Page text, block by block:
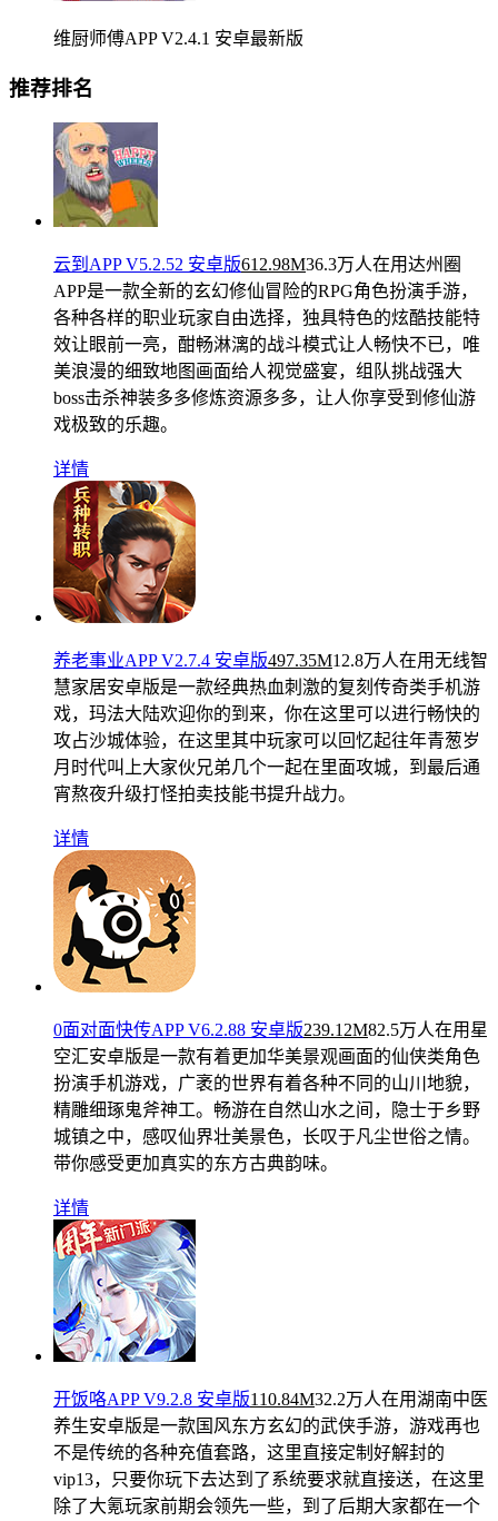
维厨师傅APP V2.4.1 安卓最新版
推荐排名
云到APP V5.2.52 安卓版612.98M36.3万人在用达州圈
APP是一款全新的玄幻修仙冒险的RPG角色扮演手游，
各种各样的职业玩家自由选择，独具特色的炫酷技能特
效让眼前一亮，酣畅淋漓的战斗模式让人畅快不已，唯
美浪漫的细致地图画面给人视觉盛宴，组队挑战强大
boss击杀神装多多修炼资源多多，让人你享受到修仙游
戏极致的乐趣。
详情
养老事业APP V2.7.4 安卓版497.35M12.8万人在用无线智
慧家居安卓版是一款经典热血刺激的复刻传奇类手机游
戏，玛法大陆欢迎你的到来，你在这里可以进行畅快的
攻占沙城体验，在这里其中玩家可以回忆起往年青葱岁
月时代叫上大家伙兄弟几个一起在里面攻城，到最后通
宵熬夜升级打怪拍卖技能书提升战力。
详情
0面对面快传APP V6.2.88 安卓版239.12M82.5万人在用 星
空汇安卓版是一款有着更加华美景观画面的仙侠类角色
扮演手机游戏，广袤的世界有着各种不同的山川地貌，
精雕细琢鬼斧神工。畅游在自然山水之间，隐士于乡野
城镇之中，感叹仙界壮美景色，长叹于凡尘世俗之情。
带你感受更加真实的东方古典韵味。
详情
开饭咯APP V9.2.8 安卓版110.84M32.2万人在用湖南中医
养生安卓版是一款国风东方玄幻的武侠手游，游戏再也
不是传统的各种充值套路，这里直接定制好解封的
vip13，只要你玩下去达到了系统要求就直接送，在这里
除了大氪玩家前期会领先一些，到了后期大家都在一个